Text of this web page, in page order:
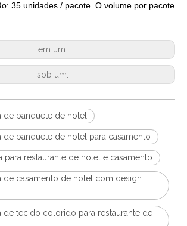
35 unidades / pacote. O volume por pacote
em um:
sob um:
de banquete de hotel
de banquete de hotel para casamento
para restaurante de hotel e casamento
de casamento de hotel com design
de tecido colorido para restaurante de